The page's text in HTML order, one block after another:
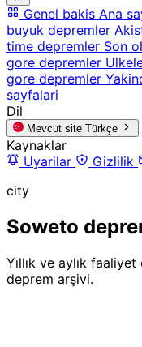
Genel bakis Ana
buyuk depremler
time depremler Son
gore depremler
gore depremler
sayfalari
Dil
Mevcut site Türkçe
Kaynaklar
Uyarilar
Gizlilik
city
Soweto
Yıllık ve aylık
deprem arşivi.